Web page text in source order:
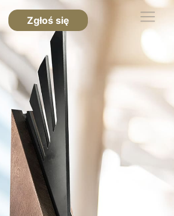
Zgłoś się